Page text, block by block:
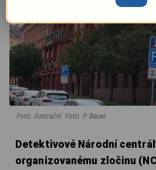
Foto: ilustrační. Foto: P. Bauer
Detektivové Národní
organizovanému zločinu